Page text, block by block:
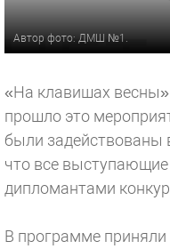
Автор фото: ДМШ №1.
«На клавишах
прошло это
были задействованы
что все
дипломантами
В программе приняли